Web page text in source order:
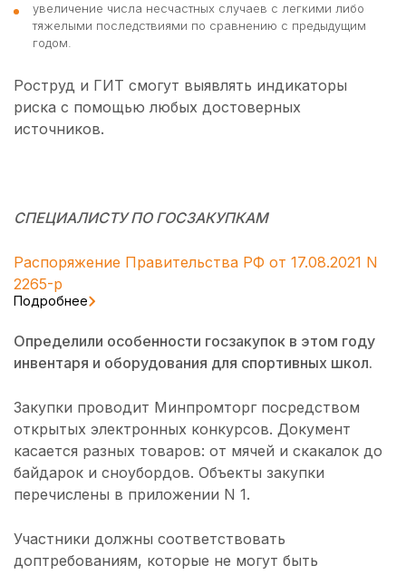
увеличение числа несчастных случаев с легкими либо
тяжелыми последствиями по сравнению с предыдущим
годом.
Роструд и ГИТ смогут выявлять индикаторы
риска с помощью любых достоверных
источников.
СПЕЦИАЛИСТУ ПО ГОСЗАКУПКАМ
Распоряжение Правительства РФ от 17.08.2021 N
2265-р
Подробнее
Определили особенности госзакупок в этом году
инвентаря и оборудования для спортивных школ.
Закупки проводит Минпромторг посредством
открытых электронных конкурсов. Документ
касается разных товаров: от мячей и скакалок до
байдарок и сноубордов. Объекты закупки
перечислены в приложении N 1.
Участники должны соответствовать
доптребованиям, которые не могут быть